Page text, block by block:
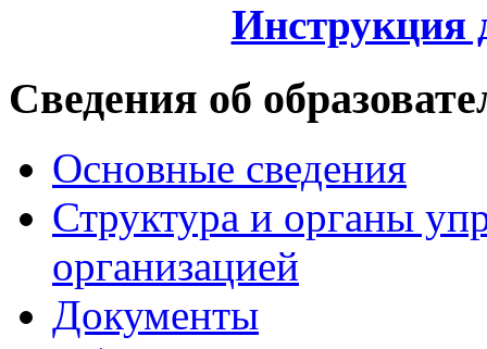
Инструкция
Сведения об
Основные сведения
Структура и органы
организацией
Документы